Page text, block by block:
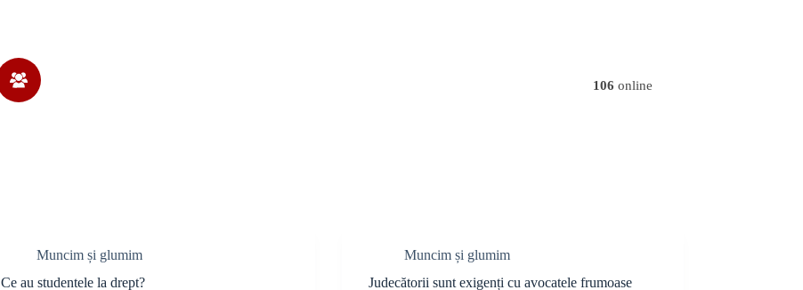
106 online
Muncim și glumim
Ce au studentele la drept?
Muncim și glumim
Judecătorii sunt exigenți cu avocatele frumoase